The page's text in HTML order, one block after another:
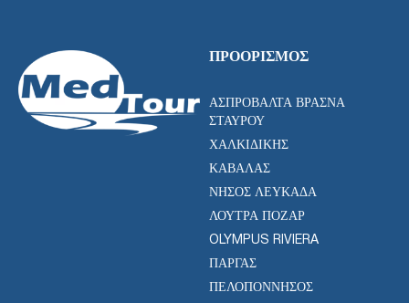
ΠΡΟΟΡΙΣΜΌΣ
ΑΣΠΡΟΒΆΛΤΑ ΒΡΑΣΝΆ
ΣΤΑΥΡΟΎ
ΧΑΛΚΙΔΙΚΉΣ
ΚΑΒΆΛΑΣ
ΝΉΣΟΣ ΛΕΥΚΆΔΑ
ΛΟΥΤΡΆ ΠΌΖΑΡ
OLYMPUS RIVIERA
ΠΆΡΓΑΣ
ΠΕΛΟΠΌΝΝΗΣΟΣ